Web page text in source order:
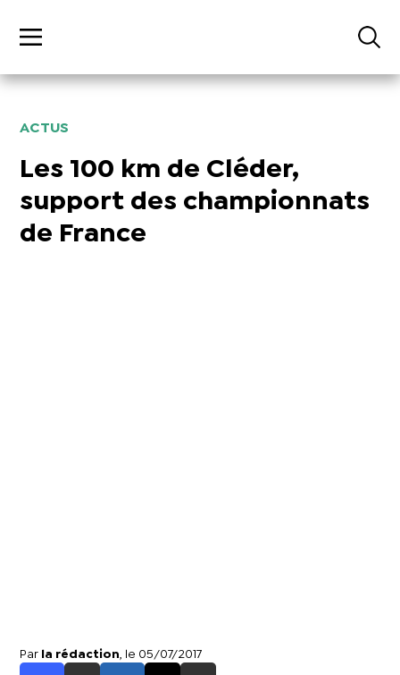
ACTUS
Les 100 km de Cléder,
support des championnats
de France
Par la rédaction , le 05/07/2017